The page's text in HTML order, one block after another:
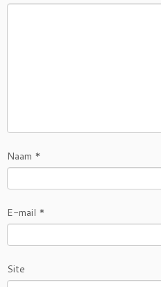
Naam *
E-mail *
Site